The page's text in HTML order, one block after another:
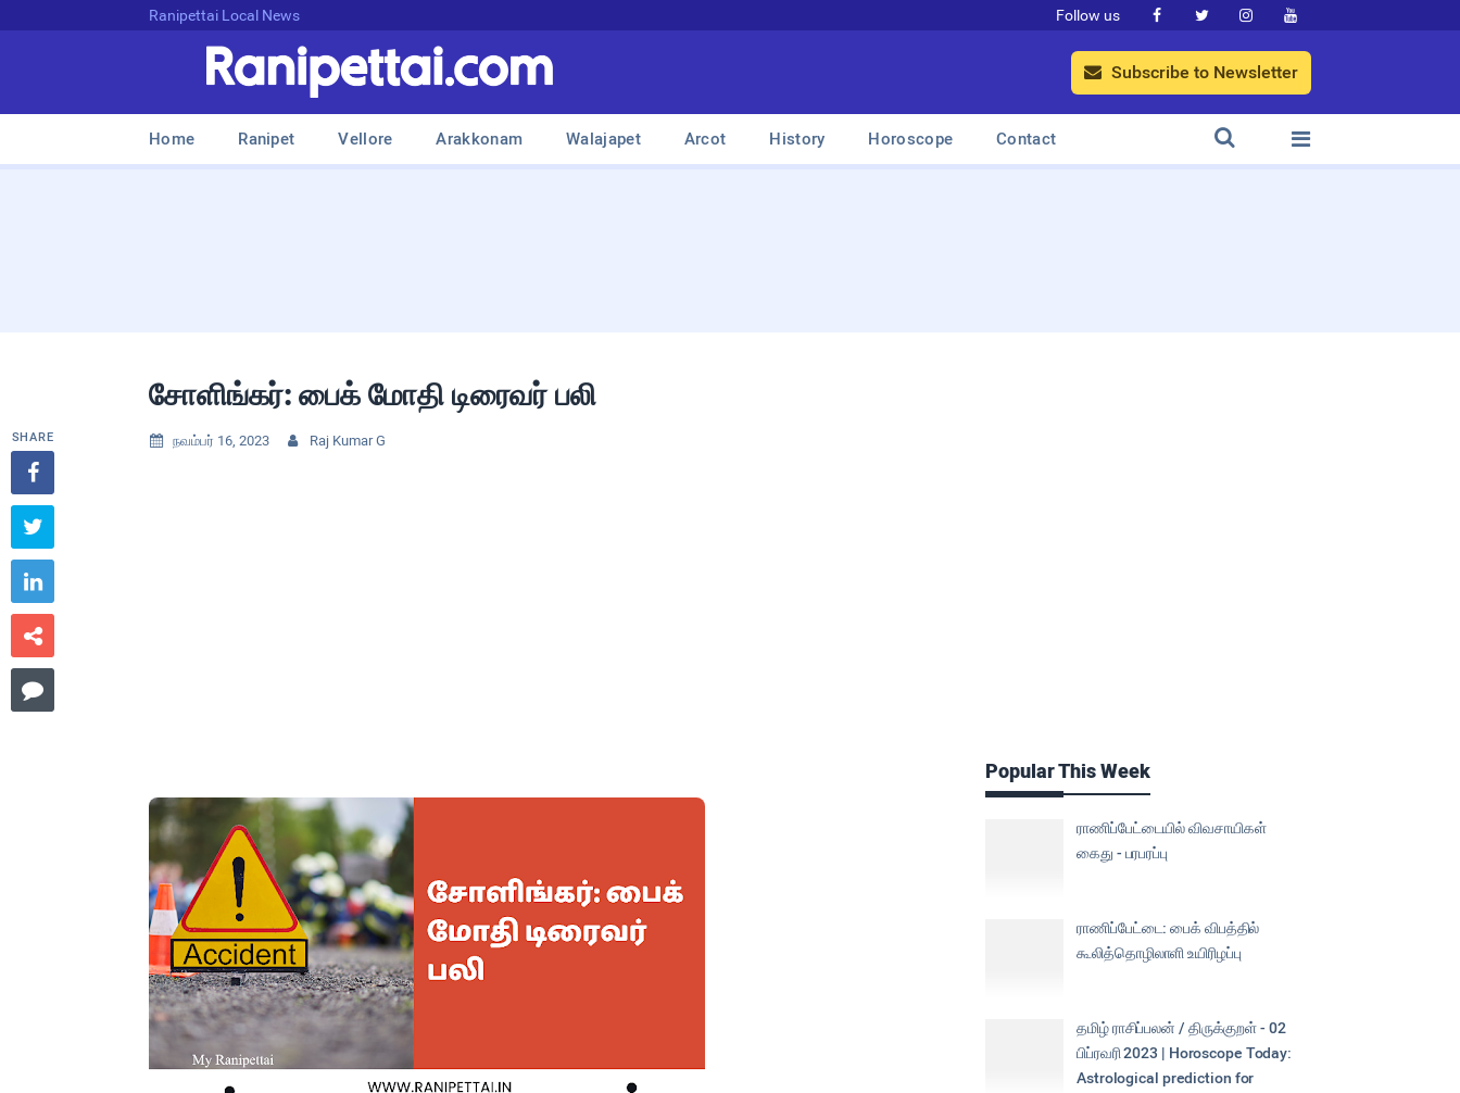
Ranipettai Local News Follow us    
 Subscribe to Newsletter
Home Ranipet Vellore Arakkonam Walajapet Arcot History Horoscope Contact 

சோளிங்கர்: பைக் மோதி டிரைவர் பலி
 நவம்பர் 16, 2023  Raj Kumar G
SHARE





Popular This Week
ராணிப்பேட்டையில் விவசாயிகள்
கைது - பரபரப்பு
ராணிப்பேட்டை: பைக் விபத்தில்
கூலித்தொழிலாளி உயிரிழப்பு
தமிழ் ராசிப்பலன் / திருக்குறள் - 02
பிப்ரவரி 2023 | Horoscope Today:
Astrological prediction for